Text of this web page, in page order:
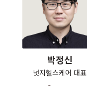
박정신
넛지헬스케어 대표